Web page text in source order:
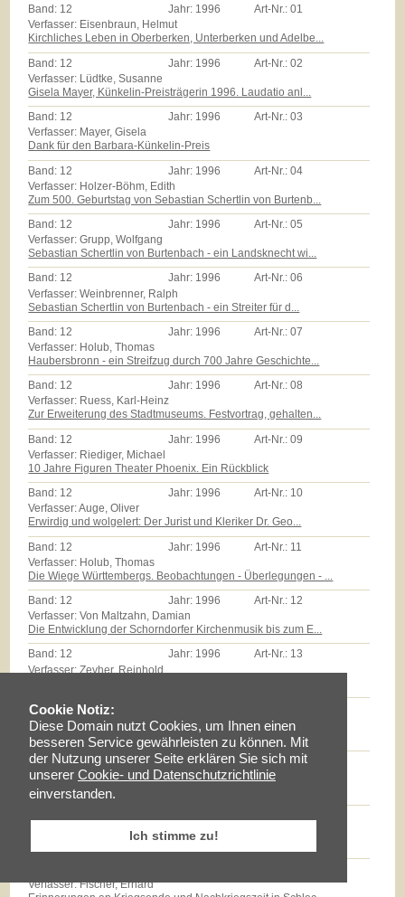
Cookie Notiz:
Diese Domain nutzt Cookies, um Ihnen einen
besseren Service gewährleisten zu können. Mit
der Nutzung unserer Seite erklären Sie sich mit
unserer Cookie- und Datenschutzrichtlinie
einverstanden.
Ich stimme zu!
Band: 12 Jahr: 1996 Art-Nr.:01
Verfasser: Eisenbraun, Helmut
Kirchliches Leben in Oberberken, Unterberken und Adelbe...
Band: 12 Jahr: 1996 Art-Nr.:02
Verfasser: Lüdtke, Susanne
Gisela Mayer, Künkelin-Preisträgerin 1996. Laudatio anl...
Band: 12 Jahr: 1996 Art-Nr.:03
Verfasser: Mayer, Gisela
Dank für den Barbara-Künkelin-Preis
Band: 12 Jahr: 1996 Art-Nr.:04
Verfasser: Holzer-Böhm, Edith
Zum 500. Geburtstag von Sebastian Schertlin von Burtenb...
Band: 12 Jahr: 1996 Art-Nr.:05
Verfasser: Grupp, Wolfgang
Sebastian Schertlin von Burtenbach - ein Landsknecht wi...
Band: 12 Jahr: 1996 Art-Nr.:06
Verfasser: Weinbrenner, Ralph
Sebastian Schertlin von Burtenbach - ein Streiter für d...
Band: 12 Jahr: 1996 Art-Nr.:07
Verfasser: Holub, Thomas
Haubersbronn - ein Streifzug durch 700 Jahre Geschichte...
Band: 12 Jahr: 1996 Art-Nr.:08
Verfasser: Ruess, Karl-Heinz
Zur Erweiterung des Stadtmuseums. Festvortrag, gehalten...
Band: 12 Jahr: 1996 Art-Nr.:09
Verfasser: Riediger, Michael
10 Jahre Figuren Theater Phoenix. Ein Rückblick
Band: 12 Jahr: 1996 Art-Nr.: 10
Verfasser: Auge, Oliver
Erwirdig und wolgelert: Der Jurist und Kleriker Dr. Geo...
Band: 12 Jahr: 1996 Art-Nr.: 11
Verfasser: Holub, Thomas
Die Wiege Württembergs. Beobachtungen - Überlegungen - ...
Band: 12 Jahr: 1996 Art-Nr.: 12
Verfasser: Von Maltzahn, Damian
Die Entwicklung der Schorndorfer Kirchenmusik bis zum E...
Band: 12 Jahr: 1996 Art-Nr.: 13
Verfasser: Zeyher, Reinhold
Band:12
Verfasser: Zollmann, Günther
Massenarmut und landwirtschaftliche Reformen auf dem Sc...
Band:12 Jahr:1996 Art-Nr.:15
Verfasser: Milz, Thomas
Götz E.Hübner - ein experimenteller Geschichtspraktiker...
Verfasser: Braun, Lise
Verfasser: Fischer, Erhard